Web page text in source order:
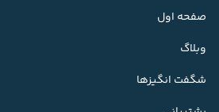
صفحه اول
وبلاگ
شگفت انگیزها